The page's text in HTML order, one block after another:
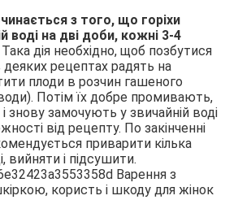
з того, що горіхи
воді на дві доби, кожні 3-4
Така дія необхідно, щоб позбутися
деяких рецептах радять на
плоди в розчин гашеного
Потім їх добре промивають,
замочують у звичайній воді
від рецепту. По закінченні
приварити кілька
вийняти і підсушити.